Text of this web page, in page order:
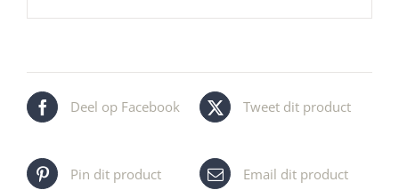
Deel op Facebook Tweet dit product
Pin dit product Email dit product